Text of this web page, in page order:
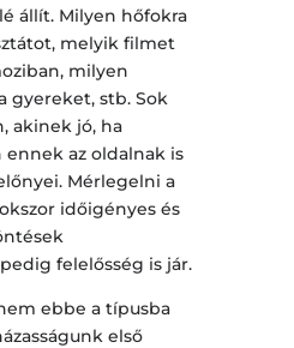
állít. Milyen hőfokra
melyik filmet
milyen
gyereket, stb. Sok
akinek jó, ha
ennek az oldalnak is
Mérlegelni a
időigényes és
felelősség is jár.
ebbe a típusba
első